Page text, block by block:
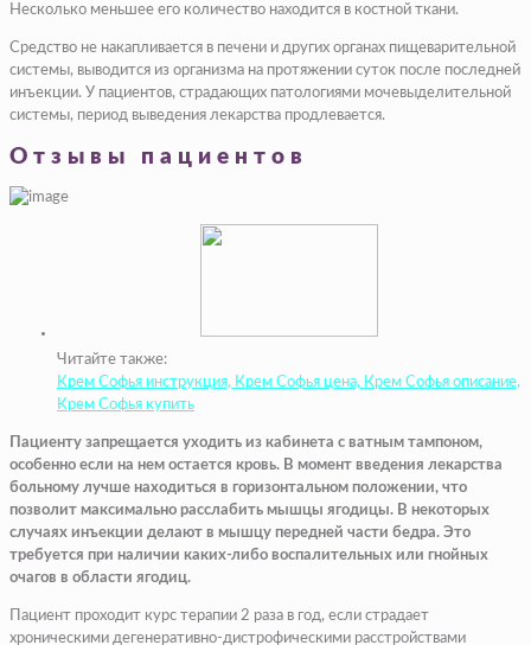
Несколько меньшее его количество находится в костной ткани.
Средство не накапливается в печени и других органах пищеварительной
системы, выводится из организма на протяжении суток после последней
инъекции. У пациентов, страдающих патологиями мочевыделительной
системы, период выведения лекарства продлевается.
Отзывы пациентов
Читайте также:
Крем Софья инструкция, Крем Софья цена, Крем Софья описание,
Крем Софья купить
Пациенту запрещается уходить из кабинета с ватным тампоном,
особенно если на нем остается кровь. В момент введения лекарства
больному лучше находиться в горизонтальном положении, что
позволит максимально расслабить мышцы ягодицы. В некоторых
случаях инъекции делают в мышцу передней части бедра. Это
требуется при наличии каких-либо воспалительных или гнойных
очагов в области ягодиц.
Пациент проходит курс терапии 2 раза в год, если страдает
хроническими дегенеративно-дистрофическими расстройствами